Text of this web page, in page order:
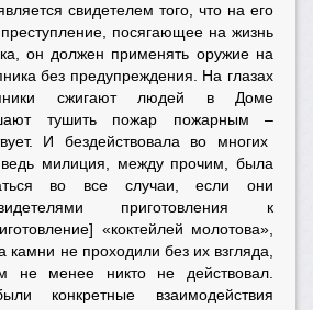
свидетелем того, что на его
преступление, посягающее на жизнь
он должен применять оружие на
без предупреждения. На глазах
сжигают людей в Доме
тушить пожар пожарным –
И бездействовала во многих
ведь милиция, между прочим, была
во все случаи, если они
приготовления к
«коктейлей молотова»,
камни не проходили без их взгляда,
не менее никто не действовал.
конкретные взаимодействия